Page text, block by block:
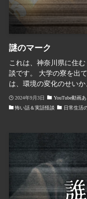
謎のマーク
これは、神奈川県に住
談です。 大学の寮を出
は、環境の変化のせい
2024年9月3日 YouTube動画あ
怖い話＆実話怪談
日常生活